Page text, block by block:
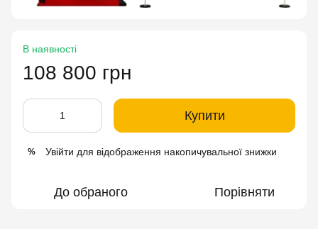
В наявності
108 800 грн
Купити
% Увійти для відображення накопичувальної знижки
До обраного Порівняти